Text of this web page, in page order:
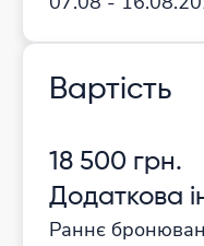
Вартість
18 500 грн.
Додаткова
Раннє